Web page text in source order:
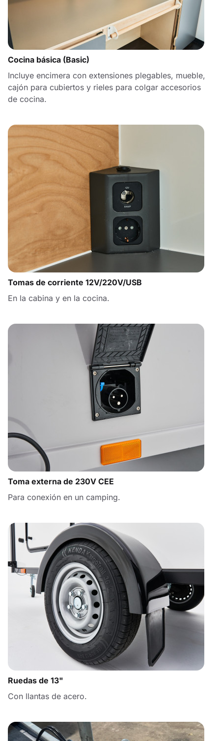
Cocina básica (Basic)
Incluye encimera con extensiones plegables, mueble,
cajón para cubiertos y rieles para colgar accesorios
de cocina.
Tomas de corriente 12V/220V/USB
En la cabina y en la cocina.
Toma externa de 230V CEE
Para conexión en un camping.
Ruedas de 13"
Con llantas de acero.